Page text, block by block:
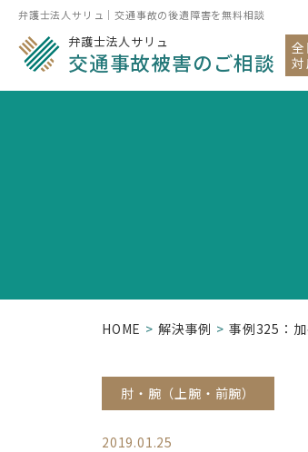
弁護士法人サリュ｜交通事故の後遺障害を無料相談
弁護士法人サリュ
交通事故被害のご相談
HOME 解決事例 事例325：
肘・腕（上腕・前腕）
2019.01.25